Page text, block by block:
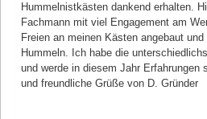
Hummelnistkästen dankend erhalten.
Fachmann mit viel Engagement am
Freien an meinen Kästen angebaut
Hummeln. Ich habe die
und werde in diesem Jahr Erfahrungen
und freundliche Grüße von D. Gründer